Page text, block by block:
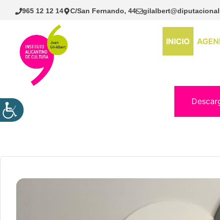
Saltar
965 12 12 14 C/San Fernando, 44
INICIO